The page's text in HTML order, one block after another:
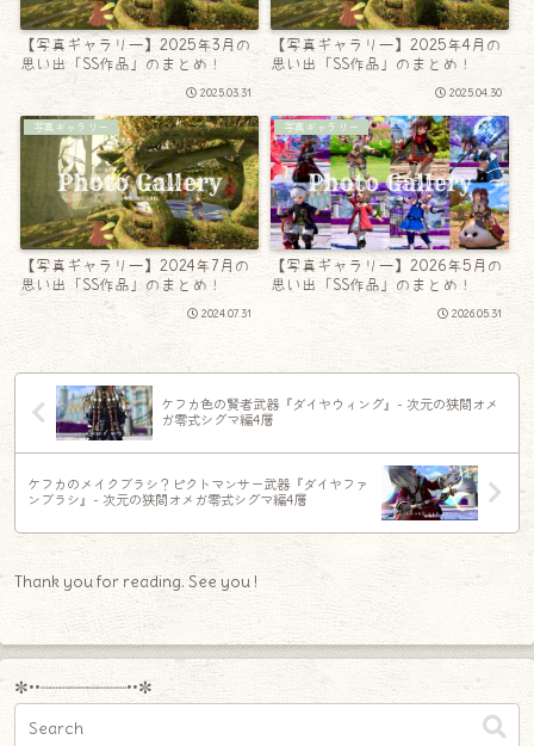
【写真ギャラリー】2025年3月の
思い出「SS作品」のまとめ！
2025.03.31
【写真ギャラリー】2025年4月の
思い出「SS作品」のまとめ！
2025.04.30
写真ギャラリー
【写真ギャラリー】2024年7月の
思い出「SS作品」のまとめ！
2024.07.31
写真ギャラリー
【写真ギャラリー】2026年5月の
思い出「SS作品」のまとめ！
2026.05.31
ケフカ色の賢者武器『ダイヤウィング』- 次元の狭間オメ
ガ零式シグマ編4層
ケフカのメイクブラシ？ピクトマンサー武器『ダイヤファ
ンブラシ』- 次元の狭間オメガ零式シグマ編4層
Thank you for reading. See you !
✼••┈┈┈┈┈┈┈┈┈••✼